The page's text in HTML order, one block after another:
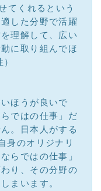
てくれるという
した分野で活躍
理解して、広い
に取り組んでほ
ほうが良いで
ではの仕事」だ
。日本人がする
身のオリジナリ
らではの仕事」
り、その分野の
しまいます。